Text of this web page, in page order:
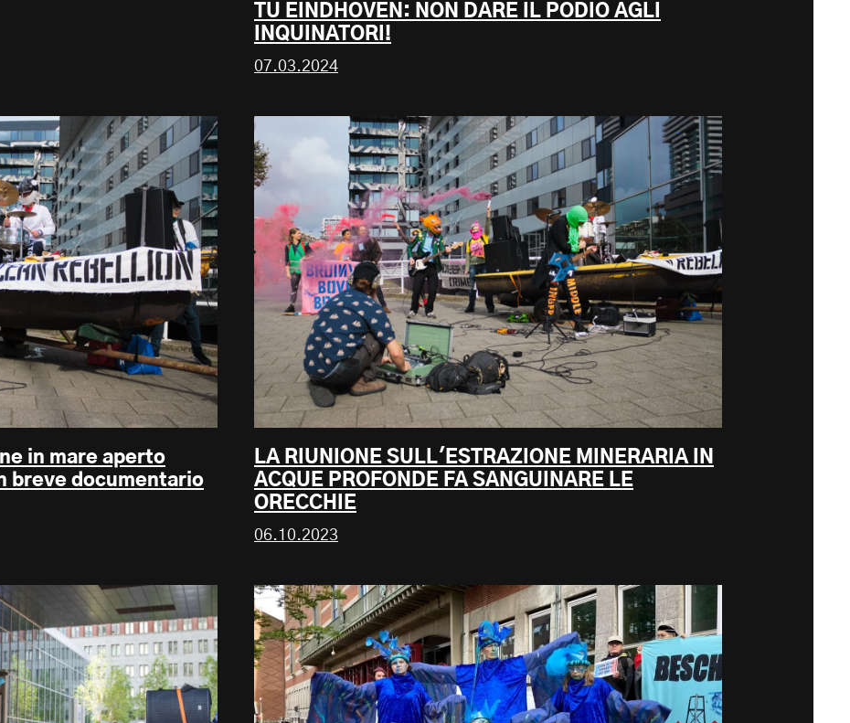
TU EINDHOVEN: NON DARE IL PODIO AGLI
INQUINATORI!
07.03.2024
in mare aperto
breve documentario
LA RIUNIONE SULL'ESTRAZIONE MINERARIA IN
ACQUE PROFONDE FA SANGUINARE LE
ORECCHIE
06.10.2023